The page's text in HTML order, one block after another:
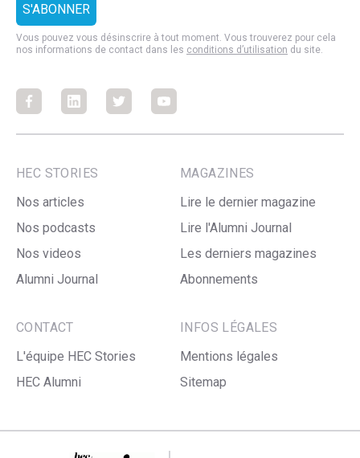
Vous pouvez vous désinscrire à tout moment. Vous trouverez pour cela
nos informations de contact dans les conditions d’utilisation du site.
FacebookFacebookFacebookFacebook
HEC STORIES
Nos articles
Nos podcasts
Nos videos
Alumni Journal
MAGAZINES
Lire le dernier magazine
Lire l'Alumni Journal
Les derniers magazines
Abonnements
CONTACT
L'équipe HEC Stories
HEC Alumni
INFOS LÉGALES
Mentions légales
Sitemap